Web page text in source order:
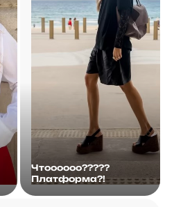
Чтоооооо?????
Платформа?!